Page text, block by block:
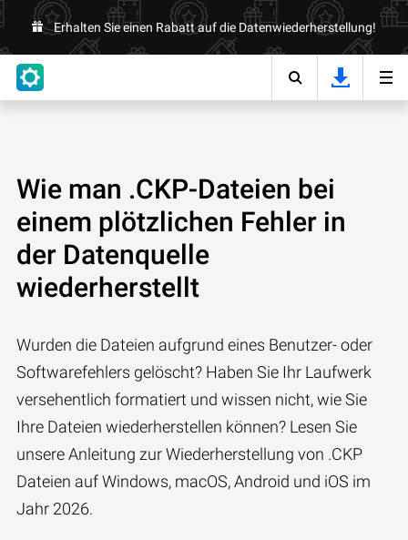
Erhalten Sie einen Rabatt auf die Datenwiederherstellung!
Wie man .CKP-Dateien bei
einem plötzlichen Fehler in
der Datenquelle
wiederherstellt
Wurden die Dateien aufgrund eines Benutzer- oder
Softwarefehlers gelöscht? Haben Sie Ihr Laufwerk
versehentlich formatiert und wissen nicht, wie Sie
Ihre Dateien wiederherstellen können? Lesen Sie
unsere Anleitung zur Wiederherstellung von .CKP
Dateien auf Windows, macOS, Android und iOS im
Jahr 2026.